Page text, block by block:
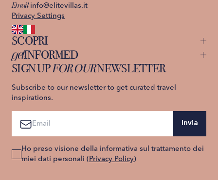
Email info@elitevillas.it
Privacy Settings
SCOPRI
Capri
St. Moritz
Ischia
Lago di Como
Costiera Amalfitana
Sicilia
getINFORMED
About us
Privacy Policy
Termini e Condizioni
SIGN UPFOR OURNEWSLETTER
Subscribe to our newsletter to get curated travel
inspirations.
Invia
Ho preso visione della informativa sul trattamento dei
miei dati personali (Privacy Policy)